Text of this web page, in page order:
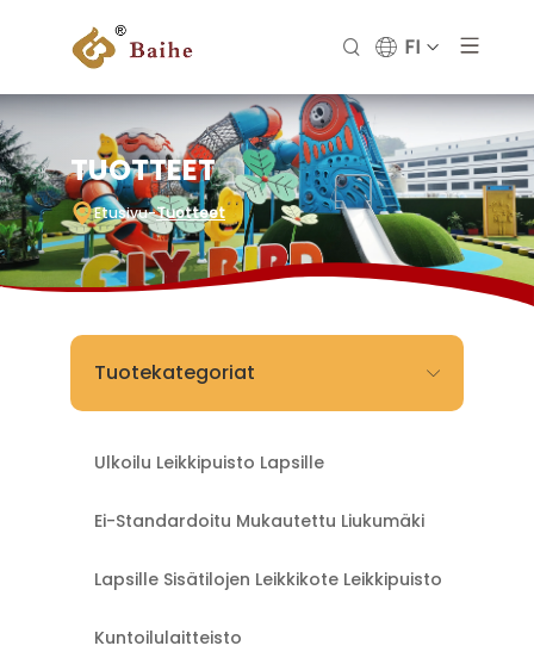
FI
TUOTTEET
Etusivu-Tuotteet
Tuotekategoriat
Ulkoilu Leikkipuisto Lapsille
Ei-Standardoitu Mukautettu Liukumäki
Lapsille Sisätilojen Leikkikote Leikkipuisto
Kuntoilulaitteisto